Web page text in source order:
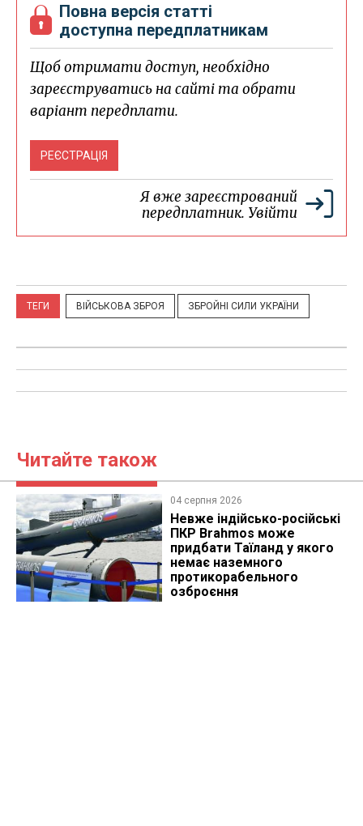
Повна версія статті
доступна передплатникам
Щоб отримати доступ, необхідно
зареєструватись на сайті та обрати
варіант передплати.
РЕЄСТРАЦІЯ
Я вже зареєстрований
передплатник. Увійти
ТЕГИ ВІЙСЬКОВА ЗБРОЯ ЗБРОЙНІ СИЛИ УКРАЇНИ
Читайте також
04 серпня 2026
Невже індійсько-російські
ПКР Brahmos може
придбати Таїланд у якого
немає наземного
протикорабельного
озброєння